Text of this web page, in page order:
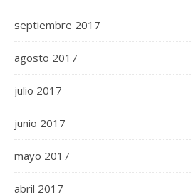
septiembre 2017
agosto 2017
julio 2017
junio 2017
mayo 2017
abril 2017